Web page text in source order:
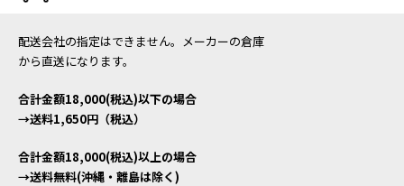
配送会社の指定はできません。メーカーの倉庫
から直送になります。
合計金額18,000(税込)以下の場合
→送料1,650円（税込）
合計金額18,000(税込)以上の場合
→送料無料(沖縄・離島は除く)